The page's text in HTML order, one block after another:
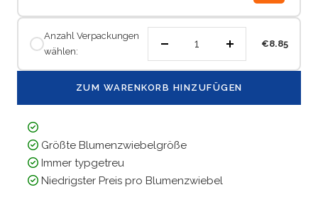
Anzahl Verpackungen
wählen:
verringern
Menge
€8.85
ZUM WARENKORB HINZUFÜGEN
Größte Blumenzwiebelgröße
Immer typgetreu
Niedrigster Preis pro Blumenzwiebel